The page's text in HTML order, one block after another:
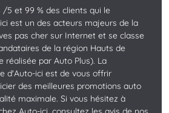
/5 et 99 % des clients qui le
est un des acteurs majeurs de la
pas cher sur Internet et se classe
de la région Hauts de
réalisée par Auto Plus). La
d'Auto-ici est de vous offrir
des meilleures promotions auto
maximale. Si vous hésitez à